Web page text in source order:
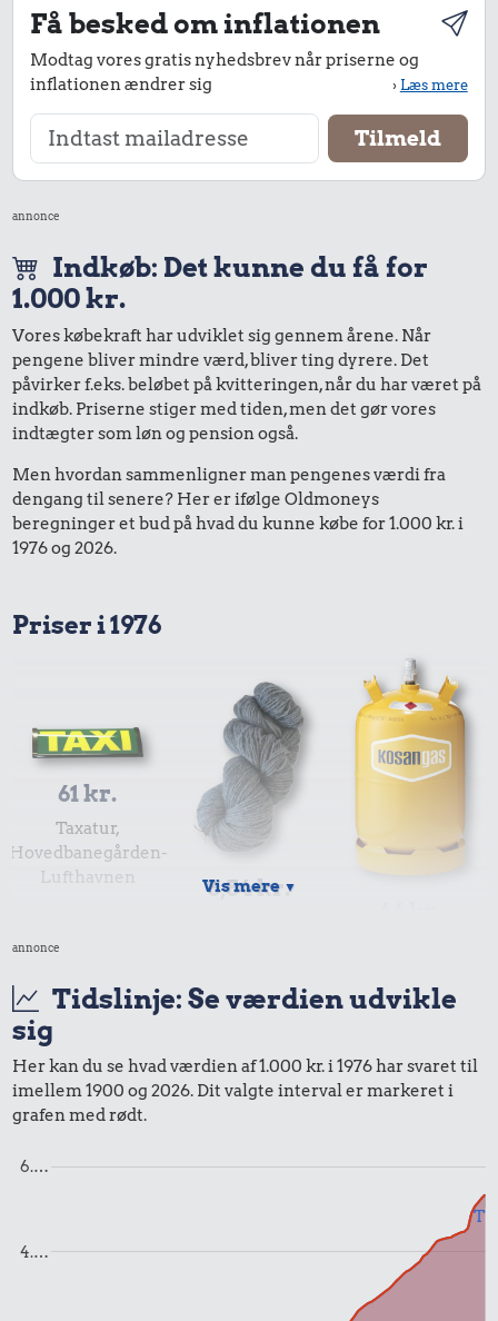
Få besked om inflationen
Modtag vores gratis nyhedsbrev når priserne og
inflationen ændrer sig
›Læs mere
annonce
Indkøb: Det kunne du få for
1.000 kr.
Vores købekraft har udviklet sig gennem årene. Når
pengene bliver mindre værd, bliver ting dyrere. Det
påvirker f.eks. beløbet på kvitteringen, når du har været på
indkøb. Priserne stiger med tiden, men det gør vores
indtægter som løn og pension også.
Men hvordan sammenligner man pengenes værdi fra
dengang til senere? Her er ifølge Oldmoneys
beregninger et bud på hvad du kunne købe for 1.000 kr. i
1976 og 2026.
Priser i 1976
61 kr.
Taxatur,
Hovedbanegården-
Lufthavnen
8,54 kr.
2,85 kr.
10 kr.
1/3 kg marcipan
Vis mere ▼
annonce
Tidslinje: Se værdien udvikle
sig
Her kan du se hvad værdien af 1.000 kr. i 1976 har svaret til
imellem 1900 og 2026. Dit valgte interval er markeret i
grafen med rødt.
4.…
6.…
Til